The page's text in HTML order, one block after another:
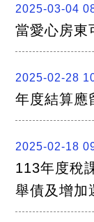
2025-03-04
當愛心房東
2025-02-28
年度結算應
2025-02-18
113年度稅
舉債及增加